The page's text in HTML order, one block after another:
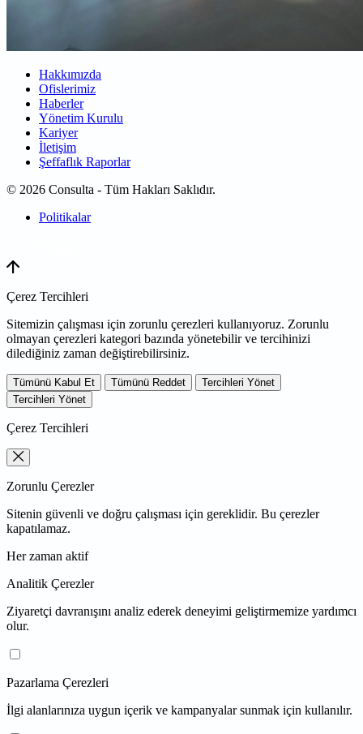
Hakkımızda
Ofislerimiz
Haberler
Yönetim Kurulu
Kariyer
İletişim
Şeffaflık Raporlar
© 2026 Consulta - Tüm Hakları Saklıdır.
Politikalar
Çerez Tercihleri
Sitemizin çalışması için zorunlu çerezleri kullanıyoruz. Zorunlu
olmayan çerezleri kategori bazında yönetebilir ve tercihinizi
dilediğiniz zaman değiştirebilirsiniz.
Tümünü Kabul Et Tümünü Reddet
Tercihleri Yönet
Tercihleri Yönet
Çerez Tercihleri
Zorunlu Çerezler
Sitenin güvenli ve doğru çalışması için gereklidir. Bu çerezler
kapatılamaz.
Her zaman aktif
Analitik Çerezler
Ziyaretçi davranışını analiz ederek deneyimi geliştirmemize yardımcı
olur.
Pazarlama Çerezleri
İlgi alanlarınıza uygun içerik ve kampanyalar sunmak için kullanılır.